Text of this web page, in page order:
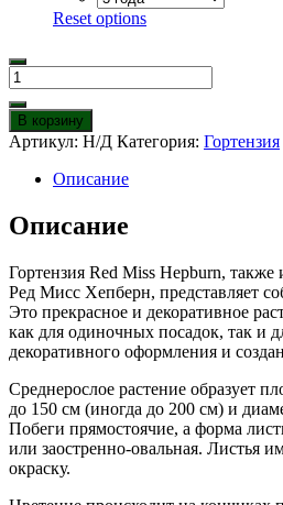
Reset options
Количество
товара
Гортензия
Ред
Мисс
Хепберн
В корзину
Артикул: Н/Д Категория: Гортензия
Описание
Описание
Гортензия Red Miss Hepburn, также
Ред Мисс Хепберн, представляет
Это прекрасное и декоративное
как для одиночных посадок, так и
декоративного оформления и
Среднерослое растение образует
до 150 см (иногда до 200 см) и
Побеги прямостоячие, а форма
или заостренно-овальная. Листья
окраску.